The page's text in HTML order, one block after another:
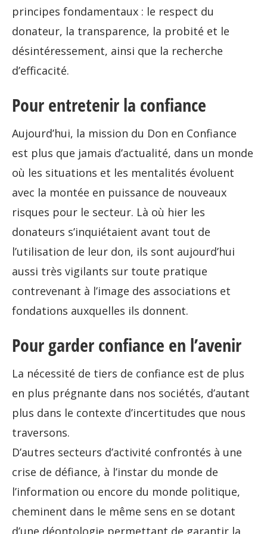
principes fondamentaux : le respect du
donateur, la transparence, la probité et le
désintéressement, ainsi que la recherche
d’efficacité.
Pour entretenir la confiance
Aujourd’hui, la mission du Don en Confiance
est plus que jamais d’actualité, dans un monde
où les situations et les mentalités évoluent
avec la montée en puissance de nouveaux
risques pour le secteur. Là où hier les
donateurs s’inquiétaient avant tout de
l’utilisation de leur don, ils sont aujourd’hui
aussi très vigilants sur toute pratique
contrevenant à l’image des associations et
fondations auxquelles ils donnent.
Pour garder confiance en l’avenir
La nécessité de tiers de confiance est de plus
en plus prégnante dans nos sociétés, d’autant
plus dans le contexte d’incertitudes que nous
traversons.
D’autres secteurs d’activité confrontés à une
crise de défiance, à l’instar du monde de
l’information ou encore du monde politique,
cheminent dans le même sens en se dotant